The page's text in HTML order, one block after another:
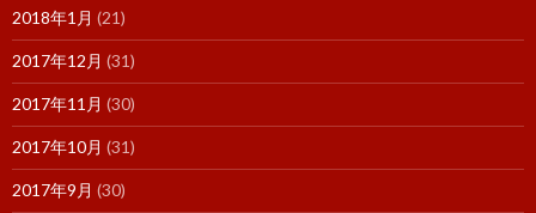
2018年1月 (21)
2017年12月 (31)
2017年11月 (30)
2017年10月 (31)
2017年9月 (30)